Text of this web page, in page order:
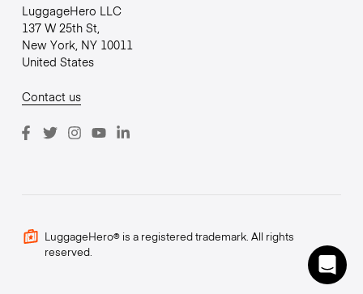
LuggageHero LLC
137 W 25th St,
New York, NY 10011
United States
Contact us
LuggageHero® is a registered trademark. All rights
reserved.